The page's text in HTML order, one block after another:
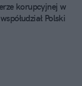
korupcyjnej w
Polski